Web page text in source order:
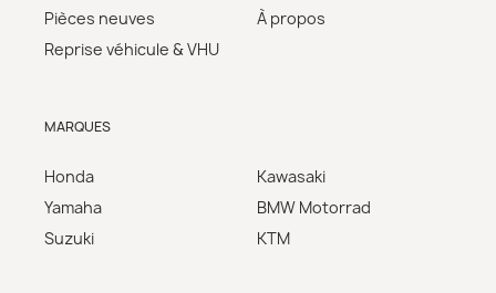
Pièces neuves
Reprise véhicule & VHU
À propos
MARQUES
Honda
Yamaha
Suzuki
Kawasaki
BMW Motorrad
KTM